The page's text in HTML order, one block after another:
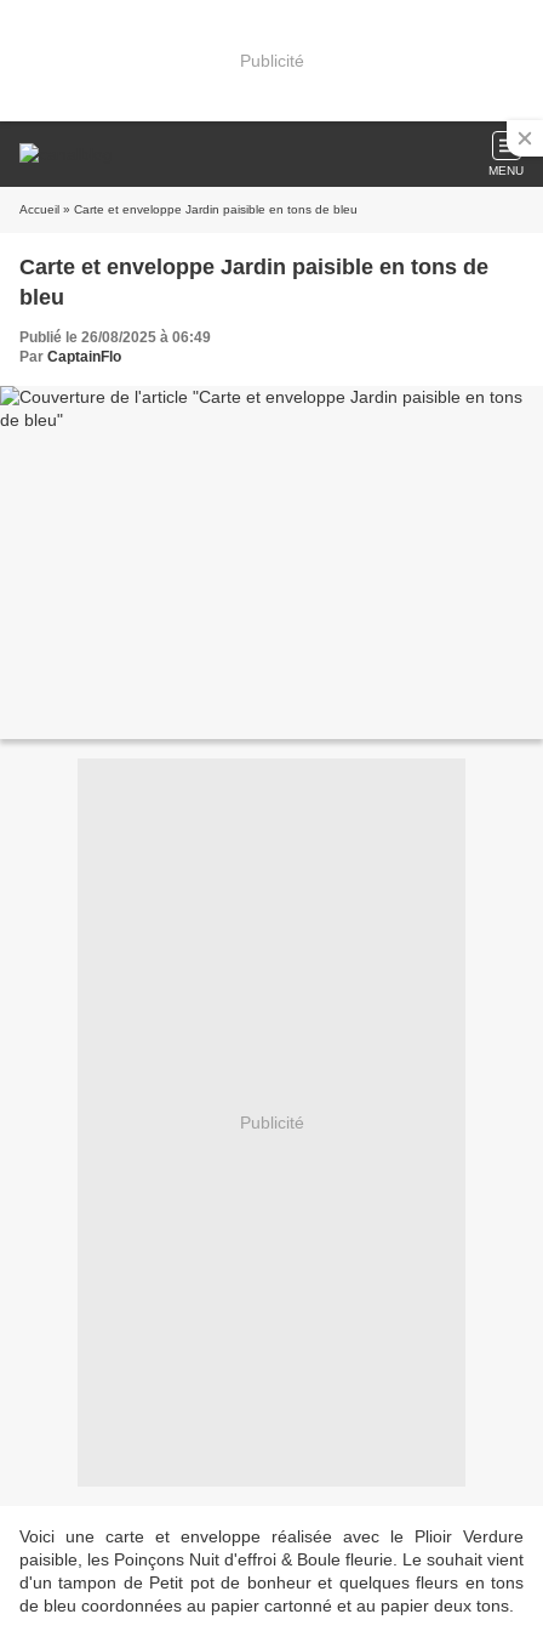
Publicité
MENU
Accueil » Carte et enveloppe Jardin paisible en tons de bleu
Carte et enveloppe Jardin paisible en tons de
bleu
Publié le 26/08/2025 à 06:49
Par CaptainFlo
Publicité
Voici une carte et enveloppe réalisée avec le Plioir Verdure
paisible, les Poinçons Nuit d'effroi & Boule fleurie. Le souhait vient
d'un tampon de Petit pot de bonheur et quelques fleurs en tons
de bleu coordonnées au papier cartonné et au papier deux tons.